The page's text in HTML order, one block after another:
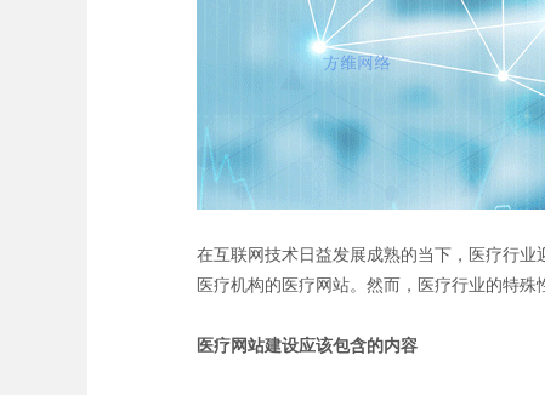
在互联网技术日益发展成熟的当下，医疗行
医疗机构的医疗网站。然而，医疗行业的特
医疗网站建设应该包含的内容